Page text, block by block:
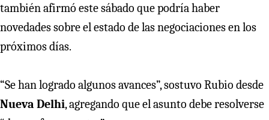
también afirmó este sábado que podría haber
novedades sobre el estado de las negociaciones en los
próximos días.
“Se han logrado algunos avances”, sostuvo Rubio desde
Nueva Delhi, agregando que el asunto debe resolverse